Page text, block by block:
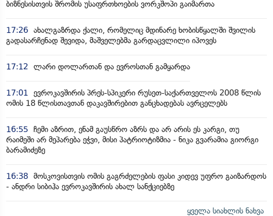
ბიზნესისთვის შრომის უსაფრთხოების ვორკშოპი გაიმართა
17:26 ახალგაზრდა ქალი, რომელიც მდინარე ხობისწყალში შვილის
გადასარჩენად შევიდა, მაშველებმა გარდაცვლილი იპოვეს
17:12 ლარი დოლართან და ევროსთან გამყარდა
17:01 ევროკავშირის პრეს-სპიკერი რუსეთ-საქართველოს 2008 წლის
ომის 18 წლისთავთან დაკავშირებით განცხადებას ავრცელებს
16:55 ჩემი აზრით, ენამ გაუსწრო აზრს და არ არის ეს კარგი, თუ
რაიმეში არ მეპარება ეჭვი, მისი პატრიოტიზმია - ნიკა გვარამია გიორგი
ბარამიძეზე
16:38 მოსკოვისთვის ომის გაგრძელების ფასი კიდევ უფრო გაიზარდოს
- ანდრი სიბიჰა ევროკავშირის ახალ სანქციებზე
ყველა სიახლის ნახვა